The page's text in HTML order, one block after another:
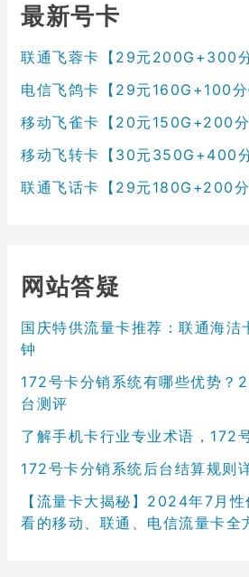
最新号卡
联通飞蓉卡【29元200G+300
电信飞鸽卡【29元160G+100分
移动飞雀卡【20元150G+200分
移动飞转卡【30元350G+400
联通飞话卡【29元180G+200分
网站答疑
国庆特供流量卡推荐：联通海
钟
172号卡分销系统有哪些优势？
台测评
了解手机卡行业专业术语，172
172号卡分销系统后台结算规则
【流量卡大揭秘】2024年7月
看的移动、联通、电信流量卡全